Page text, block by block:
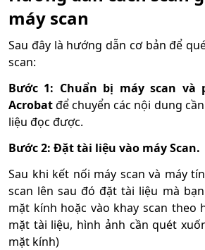
máy scan
Sau đây là hướng dẫn cơ bản để
scan:
Bước 1: Chuẩn bị máy scan và
Acrobatđể chuyển các nội dung
liệu đọc được.
Bước 2: Đặt tài liệu vào máy Scan.
Sau khi kết nối máy scan và máy
scan lên sau đó đặt tài liệu mà
mặt kính hoặc vào khay scan theo
mặt tài liệu, hình ảnh cần quét
mặt kính)